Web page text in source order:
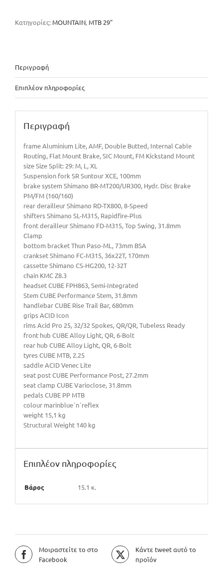
reflex
Κατηγορίες: MOUNTAIN, MTB 29"
Περιγραφή
Επιπλέον πληροφορίες
Περιγραφή
frame Aluminium Lite, AMF, Double Butted, Internal Cable
Routing, Flat Mount Brake, SIC Mount, FM Kickstand Mount
size Size Split: 29: M, L, XL
Suspension fork SR Suntour XCE, 100mm
brake system Shimano BR-MT200/UR300, Hydr. Disc Brake
PM/FM (160/160)
rear derailleur Shimano RD-TX800, 8-Speed
shifters Shimano SL-M315, Rapidfire-Plus
front derailleur Shimano FD-M315, Top Swing, 31.8mm
Clamp
bottom bracket Thun Paso-ML, 73mm BSA
crankset Shimano FC-M315, 36x22T, 170mm
cassette Shimano CS-HG200, 12-32T
chain KMC Z8.3
headset CUBE FPH863, Semi-Integrated
Stem CUBE Performance Stem, 31.8mm
handlebar CUBE Rise Trail Bar, 680mm
grips ACID Icon
rims Acid Pro 25, 32/32 Spokes, QR/QR, Tubeless Ready
front hub CUBE Alloy Light, QR, 6-Bolt
rear hub CUBE Alloy Light, QR, 6-Bolt
tyres CUBE MTB, 2.25
saddle ACID Venec Lite
seat post CUBE Performance Post, 27.2mm
seat clamp CUBE Varioclose, 31.8mm
pedals CUBE PP MTB
colour marinblue´n´reflex
weight 15,1 kg
Structural Weight 140 kg
Επιπλέον πληροφορίες
Βάρος 15.1 κ.
Μοιραστείτε το στο
Facebook
Κάντε tweet αυτό το
προϊόν